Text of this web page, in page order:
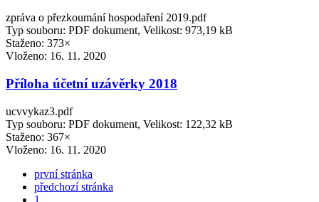
zpráva o přezkoumání hospodaření 2019.pdf
Typ souboru: PDF dokument, Velikost: 973,19 kB
Staženo: 373×
Vloženo: 16. 11. 2020
Příloha účetní uzávěrky 2018
ucvvykaz3.pdf
Typ souboru: PDF dokument, Velikost: 122,32 kB
Staženo: 367×
Vloženo: 16. 11. 2020
první stránka
předchozí stránka
1